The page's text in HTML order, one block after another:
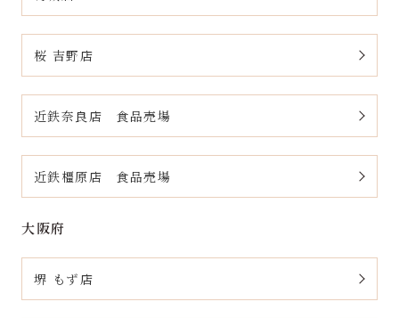
桜 吉野店
近鉄奈良店 食品売場
近鉄橿原店 食品売場
大阪府
堺 もず店